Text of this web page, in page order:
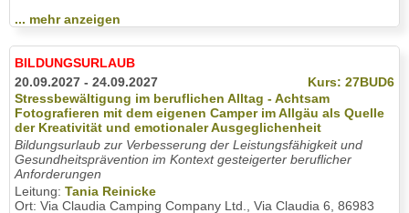
... mehr anzeigen
BILDUNGSURLAUB
20.09.2027 - 24.09.2027
Kurs: 27BUD6
Stressbewältigung im beruflichen Alltag - Achtsam
Fotografieren mit dem eigenen Camper im Allgäu als Quelle
der Kreativität und emotionaler Ausgeglichenheit
Bildungsurlaub zur Verbesserung der Leistungsfähigkeit und
Gesundheitsprävention im Kontext gesteigerter beruflicher
Anforderungen
Leitung: Tania Reinicke
Ort: Via Claudia Camping Company Ltd., Via Claudia 6, 86983